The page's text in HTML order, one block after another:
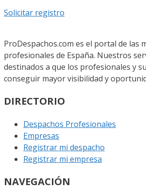
Solicitar registro
ProDespachos.com es el portal de las
profesionales de España. Nuestros
destinados a que los profesionales y
conseguir mayor visibilidad y
DIRECTORIO
Despachos Profesionales
Empresas
Registrar mi despacho
Registrar mi empresa
NAVEGACIÓN